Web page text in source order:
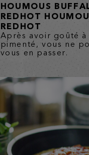
HOUMOUS
REDHOT
REDHOT
Après avoir goûté à
pimenté, vous ne
vous en passer.